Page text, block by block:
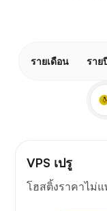
รายเดือน ราย
VPS เปรู
โฮสติ้งราคาไม่